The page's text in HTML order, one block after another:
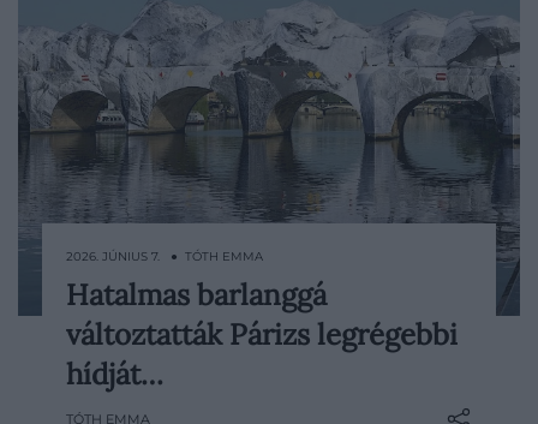
Egy különleges művészeti installáció
alakítja át júniusban Párizs egyik
legismertebb jelképét. A világhírű utcai
művész, JR által megálmodott alkotás a
2026. JÚNIUS 7. ● TÓTH EMMA
Hatalmas barlanggá
változtatták Párizs legrégebbi
hídját…
TÓTH EMMA